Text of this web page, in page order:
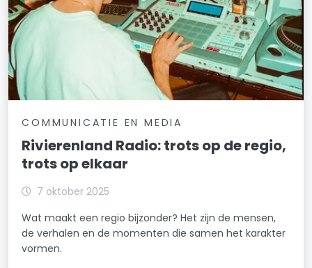
COMMUNICATIE EN MEDIA
Rivierenland Radio: trots op de regio,
trots op elkaar
7 oktober 2025
Wat maakt een regio bijzonder? Het zijn de mensen,
de verhalen en de momenten die samen het karakter
vormen.